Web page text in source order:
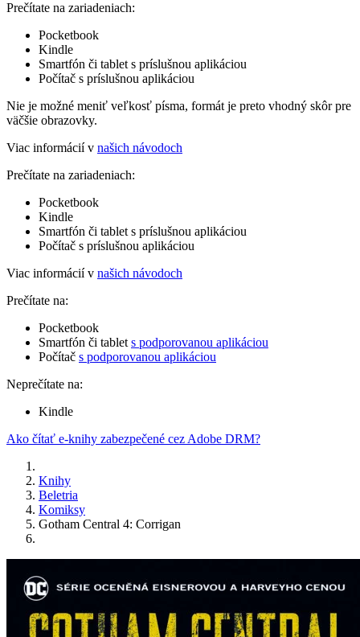
Prečítate na zariadeniach:
Pocketbook
Kindle
Smartfón či tablet s príslušnou aplikáciou
Počítač s príslušnou aplikáciou
Nie je možné meniť veľkosť písma, formát je preto vhodný skôr pre
väčšie obrazovky.
Viac informácií v našich návodoch
Prečítate na zariadeniach:
Pocketbook
Kindle
Smartfón či tablet s príslušnou aplikáciou
Počítač s príslušnou aplikáciou
Viac informácií v našich návodoch
Prečítate na:
Pocketbook
Smartfón či tablet s podporovanou aplikáciou
Počítač s podporovanou aplikáciou
Neprečítate na:
Kindle
Ako čítať e-knihy zabezpečené cez Adobe DRM?
Knihy
Beletria
Komiksy
Gotham Central 4: Corrigan